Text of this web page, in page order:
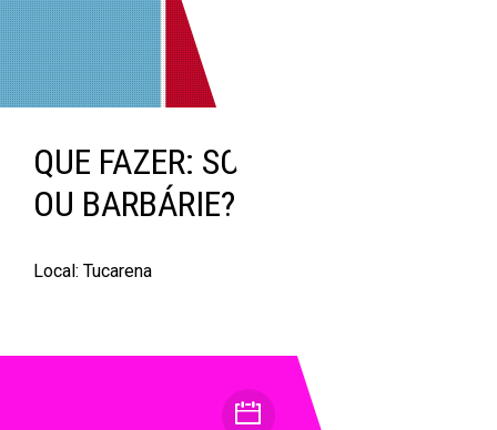
QUE FAZER: SOCIALISMO
OU BARBÁRIE?
Local: Tucarena